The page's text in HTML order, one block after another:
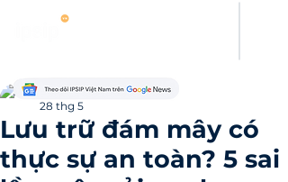
Lưu trữ đám mây có
thực sự an toàn? 5 sai
Thanh Hoang
28 thg 5